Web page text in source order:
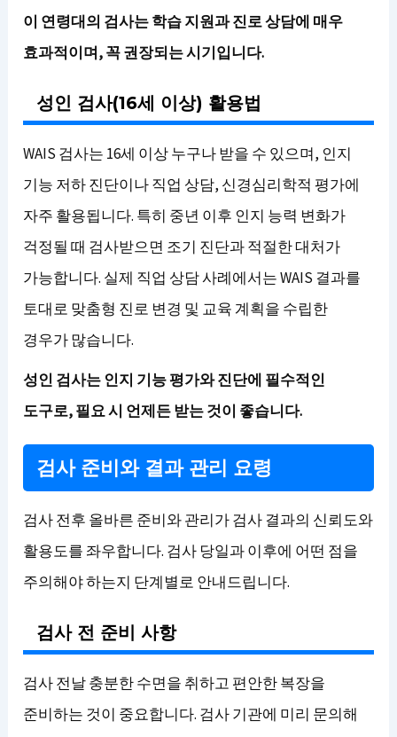
이 연령대의 검사는 학습 지원과 진로 상담에 매우
효과적이며, 꼭 권장되는 시기입니다.
성인 검사(16세 이상) 활용법
WAIS 검사는 16세 이상 누구나 받을 수 있으며, 인지
기능 저하 진단이나 직업 상담, 신경심리학적 평가에
자주 활용됩니다. 특히 중년 이후 인지 능력 변화가
걱정될 때 검사받으면 조기 진단과 적절한 대처가
가능합니다. 실제 직업 상담 사례에서는 WAIS 결과를
토대로 맞춤형 진로 변경 및 교육 계획을 수립한
경우가 많습니다.
성인 검사는 인지 기능 평가와 진단에 필수적인
도구로, 필요 시 언제든 받는 것이 좋습니다.
검사 준비와 결과 관리 요령
검사 전후 올바른 준비와 관리가 검사 결과의 신뢰도와
활용도를 좌우합니다. 검사 당일과 이후에 어떤 점을
주의해야 하는지 단계별로 안내드립니다.
검사 전 준비 사항
검사 전날 충분한 수면을 취하고 편안한 복장을
준비하는 것이 중요합니다. 검사 기관에 미리 문의해